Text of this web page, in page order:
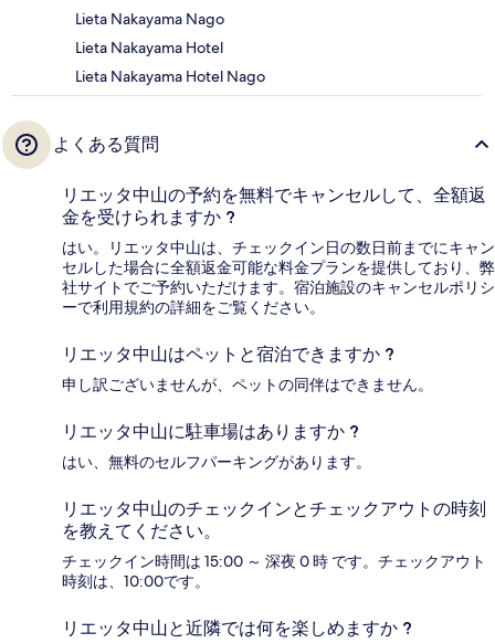
Lieta Nakayama Nago
Lieta Nakayama Hotel
Lieta Nakayama Hotel Nago
よくある質問
リエッタ中山の予約を無料でキャンセルして、全額返
金を受けられますか ?
はい。リエッタ中山は、チェックイン日の数日前までにキャン
セルした場合に全額返金可能な料金プランを提供しており、弊
社サイトでご予約いただけます。宿泊施設のキャンセルポリシ
ーで利用規約の詳細をご覧ください。
リエッタ中山はペットと宿泊できますか ?
申し訳ございませんが、ペットの同伴はできません。
リエッタ中山に駐車場はありますか ?
はい、無料のセルフパーキングがあります。
リエッタ中山のチェックインとチェックアウトの時刻
を教えてください。
チェックイン時間は 15:00 ～ 深夜 0 時 です。チェックアウト
時刻は、10:00です。
リエッタ中山と近隣では何を楽しめますか ?